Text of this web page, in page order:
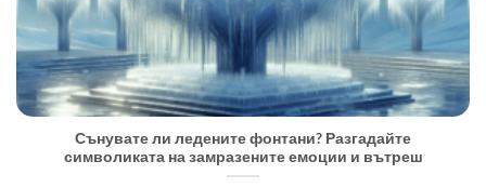
Сънувате ли ледените фонтани? Разгадайте
символиката на замразените емоции и вътреш